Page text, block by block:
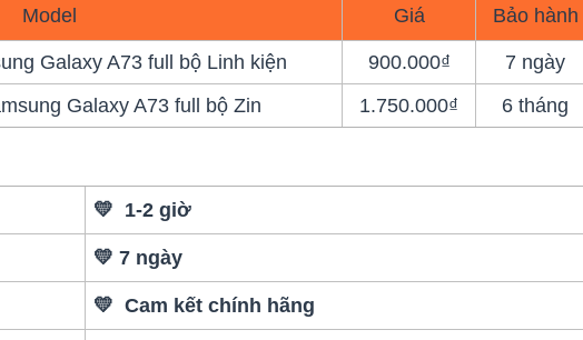
Model Giá Bảo hành
Galaxy A73 full bộ Linh kiện 900.000₫
7 ngày
Galaxy A73 full bộ Zin 1.750.000₫ 6 tháng
💛 1-2 giờ
💛 7 ngày
💛 Cam kết chính hãng